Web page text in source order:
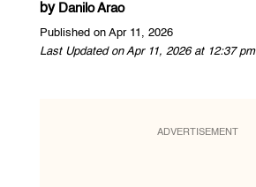
by Danilo Arao
Published on Apr 11, 2026
Last Updated on Apr 11, 2026 at 12:37 pm
ADVERTISEMENT